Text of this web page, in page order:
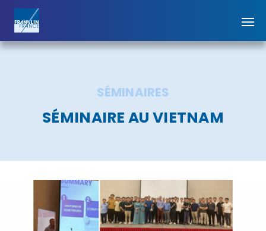
SÉMINAIRES
SÉMINAIRE AU VIETNAM